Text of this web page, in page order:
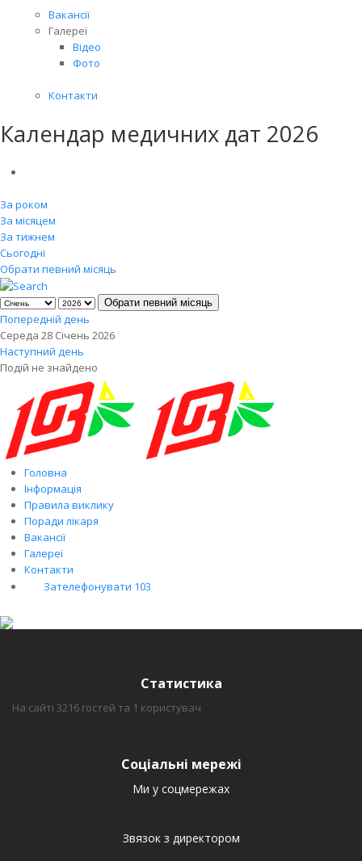
Вакансії
Галереї
Відео
Фото
Контакти
Календар медичних дат 2026
За роком
За місяцем
За тижнем
Сьогодні
Обрати певний місяць
Обрати певний місяць
Попередній день
Середа 28 Січень 2026
Наступний день
Подій не знайдено
Головна
Інформація
Правила виклику
Поради лікаря
Вакансії
Галереї
Контакти
Зателефонувати 103
Статистика
На сайті 3216 гостей та 1 користувач
Соціальні мережі
Ми у соцмережах
Звязок з директором